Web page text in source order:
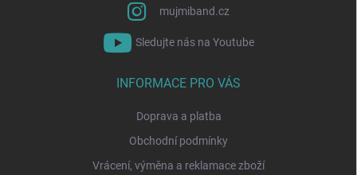
mujmiband.cz
Sledujte nás na Youtube
INFORMACE PRO VÁS
Doprava a platba
Obchodní podmínky
Vrácení, výměna a reklamace zboží